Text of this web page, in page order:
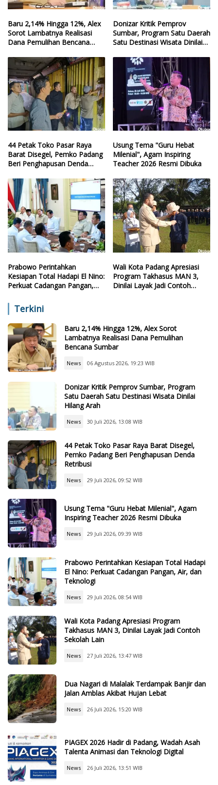
Baru 2,14% Hingga 12%, Alex
Sorot Lambatnya Realisasi
Dana Pemulihan Bencana
Donizar Kritik Pemprov
Sumbar, Program Satu Daerah
Satu Destinasi Wisata Dinilai
44 Petak Toko Pasar Raya
Barat Disegel, Pemko Padang
Beri Penghapusan Denda
Usung Tema "Guru Hebat
Milenial", Agam Inspiring
Teacher 2026 Resmi Dibuka
Prabowo Perintahkan
Kesiapan Total Hadapi El Nino:
Perkuat Cadangan Pangan,
Wali Kota Padang Apresiasi
Program Takhasus MAN 3,
Dinilai Layak Jadi Contoh
Terkini
Baru 2,14% Hingga 12%, Alex Sorot
Lambatnya Realisasi Dana Pemulihan
Bencana Sumbar
News 06 Agustus 2026, 19:23 WIB
Donizar Kritik Pemprov Sumbar, Program
Satu Daerah Satu Destinasi Wisata Dinilai
Hilang Arah
News 30 Juli 2026, 13:08 WIB
44 Petak Toko Pasar Raya Barat Disegel,
Pemko Padang Beri Penghapusan Denda
Retribusi
News 29 Juli 2026, 09:52 WIB
Usung Tema "Guru Hebat Milenial", Agam
Inspiring Teacher 2026 Resmi Dibuka
News 29 Juli 2026, 09:39 WIB
Prabowo Perintahkan Kesiapan Total Hadapi
El Nino: Perkuat Cadangan Pangan, Air, dan
Teknologi
News 29 Juli 2026, 08:54 WIB
Wali Kota Padang Apresiasi Program
Takhasus MAN 3, Dinilai Layak Jadi Contoh
Sekolah Lain
News 27 Juli 2026, 13:47 WIB
Dua Nagari di Malalak Terdampak Banjir dan
Jalan Amblas Akibat Hujan Lebat
News 26 Juli 2026, 15:20 WIB
PIAGEX 2026 Hadir di Padang, Wadah Asah
Talenta Animasi dan Teknologi Digital
News 26 Juli 2026, 13:51 WIB